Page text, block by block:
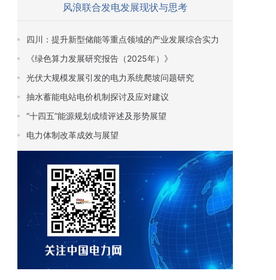
风浪联合发电发展现状与思考
四川：提升新型储能等重点领域的产业发展综合实力
《绿色算力发展研究报告（2025年）》
光伏大规模发展引发的电力系统爬坡问题研究
抽水蓄能电站电价机制探讨及应对建议
“十四五”能源规划成绩评述及形势展望
电力体制改革成效与展望